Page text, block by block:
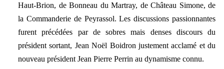
Haut-Brion, de Bonneau du Martray, de Château Simone, de
la Commanderie de Peyrassol. Les discussions passionnantes
furent précédées par de sobres mais denses discours du
président sortant, Jean Noël Boidron justement acclamé et du
nouveau président Jean Pierre Perrin au dynamisme connu.